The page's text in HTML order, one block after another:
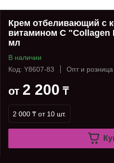
Крем отбеливающий с
витамином С "Collagen
мл
В наличии
Код: Y8607-83
Опт и розница
от 2 200 ₸
2 000 ₸ от 10 шт.